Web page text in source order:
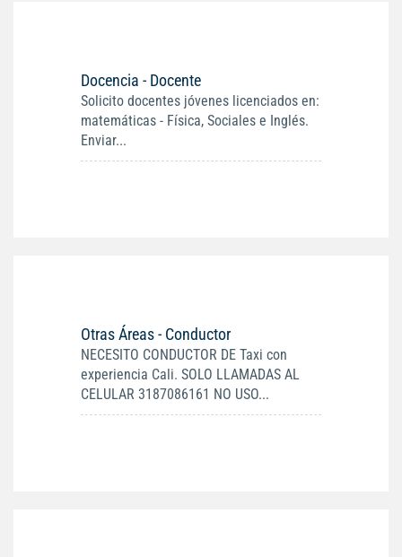
Docencia - Docente
Solicito docentes jóvenes licenciados en:
matemáticas - Física, Sociales e Inglés.
Enviar...
Otras Áreas - Conductor
NECESITO CONDUCTOR DE Taxi con
experiencia Cali. SOLO LLAMADAS AL
CELULAR 3187086161 NO USO...